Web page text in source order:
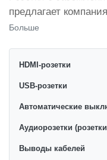
предлагает
широким спросом
интернет-магазине
производителями и
постоянно
это дополняет
Розетки с
Больше
HDMI-розетки
USB-розетки
Автоматические
Аудиорозетки
Выводы кабелей